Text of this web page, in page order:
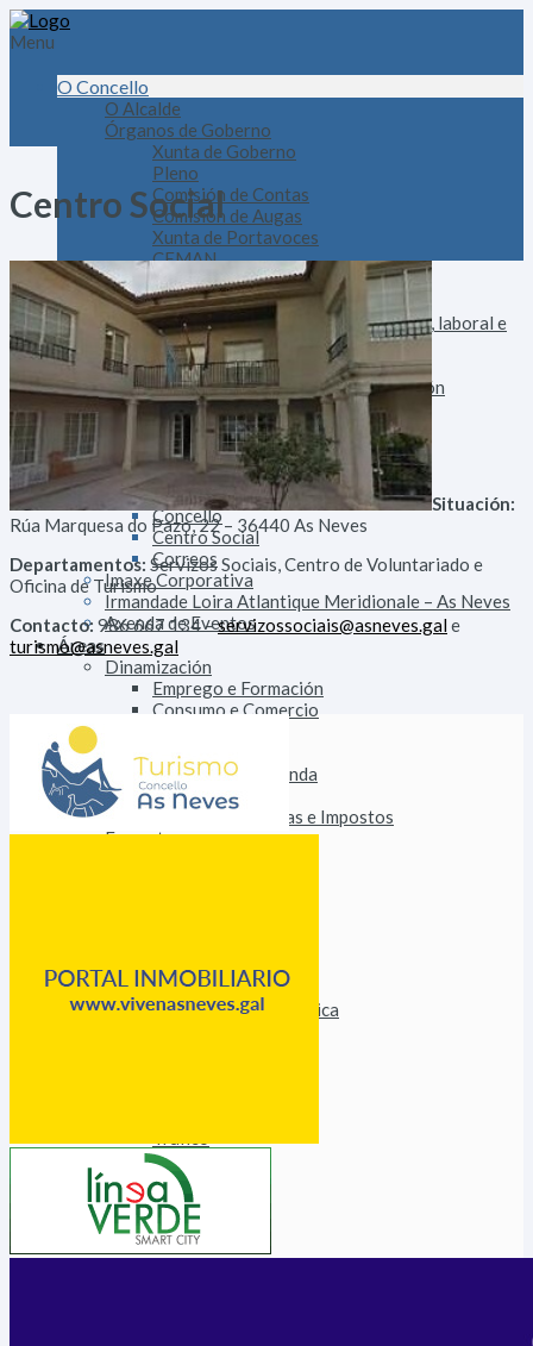
Menu
O Concello
O Alcalde
Órganos de Goberno
Xunta de Goberno
Pleno
Comisión de Contas
Comisión de Augas
Xunta de Portavoces
CEMAN
Consello Turístico
Equipo de Goberno
Dinamización económica, comercial, laboral e
turística
Obras, Auga e Facenda
Servizos Públicos, Medio, Innovación
tecnolóxica e Deportes
Ensino e Benestar Social
Cultura, Mocidade e Comunicación
Seguridade e igualdade
Edificios Administrativos
Concello
Centro Social
Correos
Imaxe Corporativa
Irmandade Loira Atlantique Meridionale – As Neves
Axenda de Eventos
Áreas
Dinamización
Emprego e Formación
Consumo e Comercio
Patrimonio
Urbanismo e Vivenda
Facenda
Orzamentos, Taxas e Impostos
Fomento
Persoal
Parque Móbil
Innovación Tecnolóxica
Ensino
Ensino
Biblioteca
Lingua
Benestar Social
Centro Social
Situación:
Rúa Marquesa do Pazo, 22 – 36440 As Neves
Departamentos: Servizos Sociais, Centro de Voluntariado e
Oficina de Turismo
Contacto: 986 667 134 –servizossociais@asneves.gale
turismo@asneves.gal